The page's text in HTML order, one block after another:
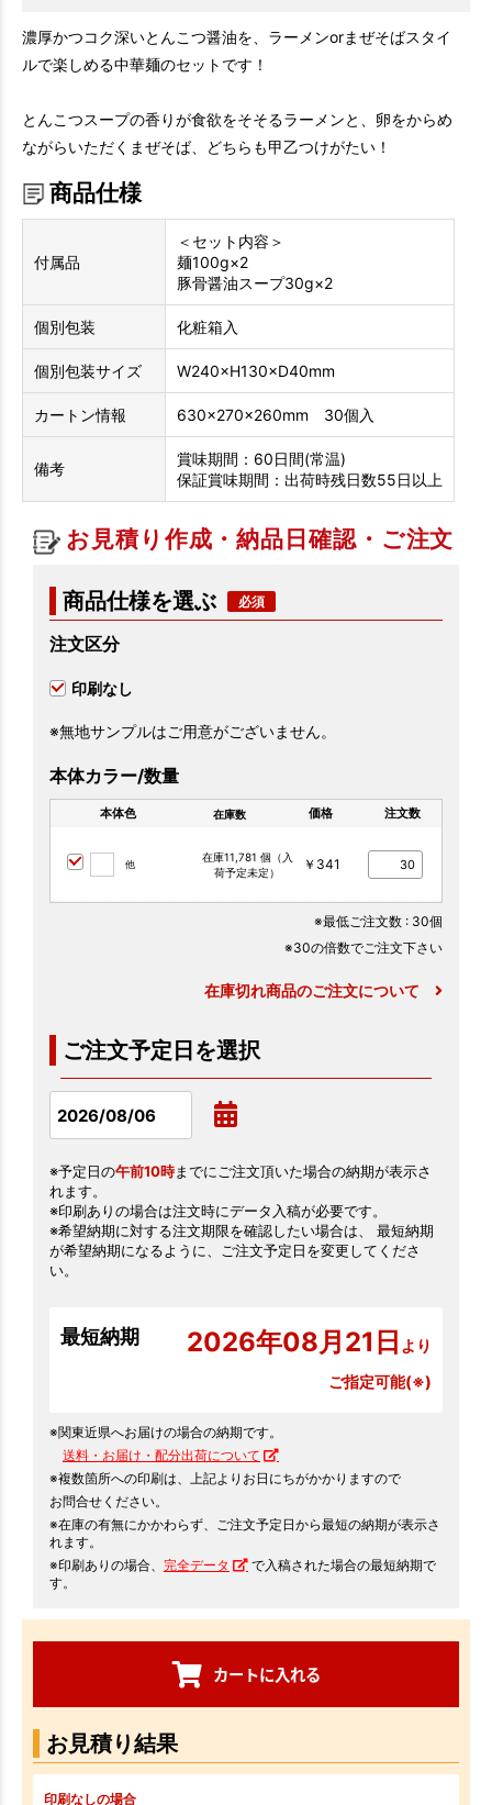
濃厚かつコク深いとんこつ醤油を、ラーメンorまぜそばスタイ
ルで楽しめる中華麺のセットです！
とんこつスープの香りが食欲をそそるラーメンと、卵をからめ
ながらいただくまぜそば、どちらも甲乙つけがたい！
商品仕様
付属品
＜セット内容＞
麺100g×2
豚骨醤油スープ30g×2
個別包装 化粧箱入
個別包装サイズ W240×H130×D40mm
カートン情報 630×270×260mm 30個入
備考
賞味期間：60日間(常温)
保証賞味期間：出荷時残日数55日以上
お見積り作成・納品日確認・ご注文
商品仕様を選ぶ
注文区分
印刷なし
※無地サンプルはご用意がございません。
本体カラー/数量
本体色 在庫数 価格 注文数
他
在庫11,781 個（入
荷予定未定）
￥341
※最低ご注文数 : 30個
※30の倍数でご注文下さい
在庫切れ商品のご注文について
ご注文予定日を選択
※予定日の午前10時までにご注文頂いた場合の納期が表示さ
れます。
※印刷ありの場合は注文時にデータ入稿が必要です。
※希望納期に対する注文期限を確認したい場合は、 最短納期
が希望納期になるように、ご注文予定日を変更してくださ
い。
最短納期 2026年08月21日 より
ご指定可能(※)
※関東近県へお届けの場合の納期です。
送料・お届け・配分出荷について
※複数箇所への印刷は、上記よりお日にちがかかりますので
お問合せください。
※在庫の有無にかかわらず、ご注文予定日から最短の納期が表示さ
れます。
※印刷ありの場合、 完全データ
で入稿された場合の最短納期で
す。
カートに入れる
お見積り結果
印刷なしの場合